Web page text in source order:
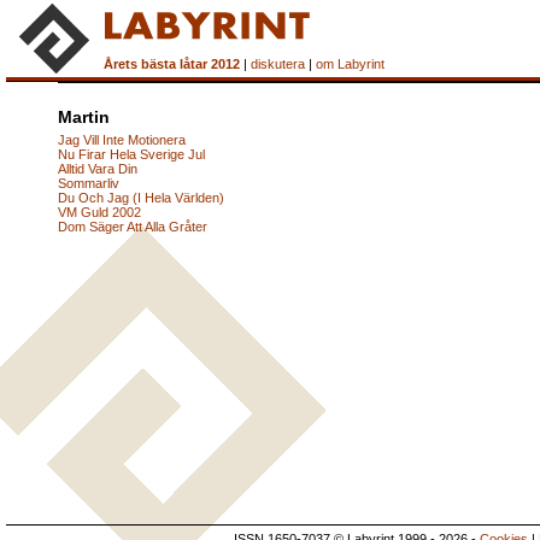
Årets bästa låtar 2012 | diskutera | om Labyrint
Martin
Jag Vill Inte Motionera
Nu Firar Hela Sverige Jul
Alltid Vara Din
Sommarliv
Du Och Jag (I Hela Världen)
VM Guld 2002
Dom Säger Att Alla Gråter